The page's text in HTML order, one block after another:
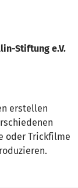
Stiftung e.V.
erstellen
oder Trickfilme